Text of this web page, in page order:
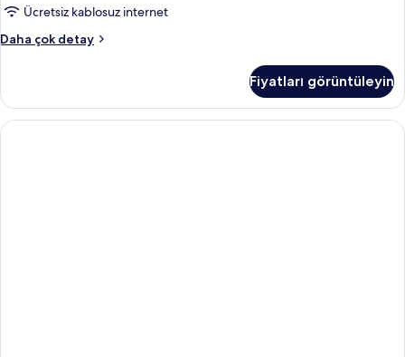
Yatak
Çekyat,
için
tüm
Ücretsiz kablosuz internet
Daha çok detay
Süit,
(King)
Boy
Yatak
Fiyatları görüntüleyin